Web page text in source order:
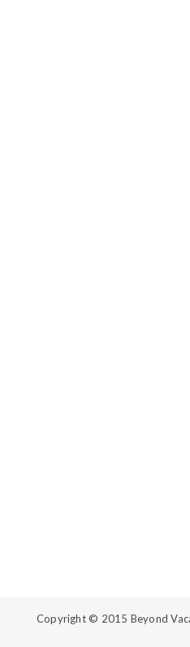
Copyright © 2015 Beyond